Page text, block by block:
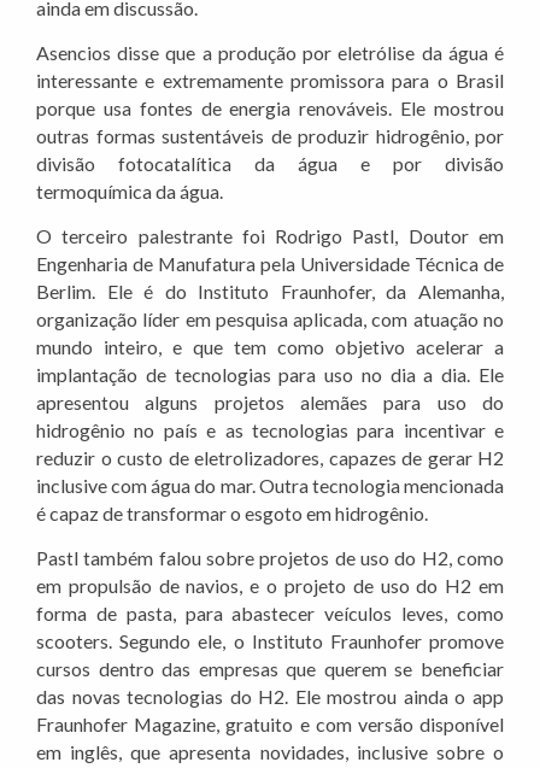
ainda em discussão.
Asencios disse que a produção por eletrólise da água é
interessante e extremamente promissora para o Brasil
porque usa fontes de energia renováveis. Ele mostrou
outras formas sustentáveis de produzir hidrogênio, por
divisão fotocatalítica da água e por divisão
termoquímica da água.
O terceiro palestrante foi Rodrigo Pastl, Doutor em
Engenharia de Manufatura pela Universidade Técnica de
Berlim. Ele é do Instituto Fraunhofer, da Alemanha,
organização líder em pesquisa aplicada, com atuação no
mundo inteiro, e que tem como objetivo acelerar a
implantação de tecnologias para uso no dia a dia. Ele
apresentou alguns projetos alemães para uso do
hidrogênio no país e as tecnologias para incentivar e
reduzir o custo de eletrolizadores, capazes de gerar H2
inclusive com água do mar. Outra tecnologia mencionada
é capaz de transformar o esgoto em hidrogênio.
Pastl também falou sobre projetos de uso do H2, como
em propulsão de navios, e o projeto de uso do H2 em
forma de pasta, para abastecer veículos leves, como
scooters. Segundo ele, o Instituto Fraunhofer promove
cursos dentro das empresas que querem se beneficiar
das novas tecnologias do H2. Ele mostrou ainda o app
Fraunhofer Magazine, gratuito e com versão disponível
em inglês, que apresenta novidades, inclusive sobre o